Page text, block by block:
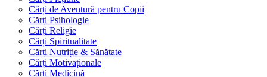
Cărți de Aventură pentru Copii
Cărți Psihologie
Cărți Religie
Cărți Spiritualitate
Cărți Nutriție & Sănătate
Cărți Motivaționale
Cărți Medicină